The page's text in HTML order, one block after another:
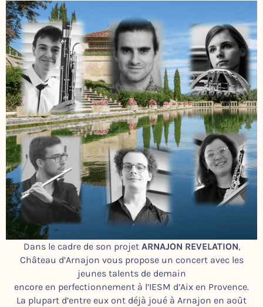
Dans le cadre de son projet ARNAJON REVELATION,
Château d’Arnajon vous propose un concert avec les
jeunes talents de demain
encore en perfectionnement à l’IESM d’Aix en Provence.
La plupart d’entre eux ont déjà joué à Arnajon en août